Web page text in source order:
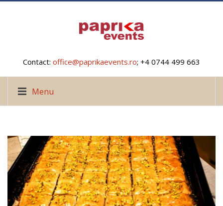
Contact: office@paprikaevents.ro; +4 0744 499 663
Menu